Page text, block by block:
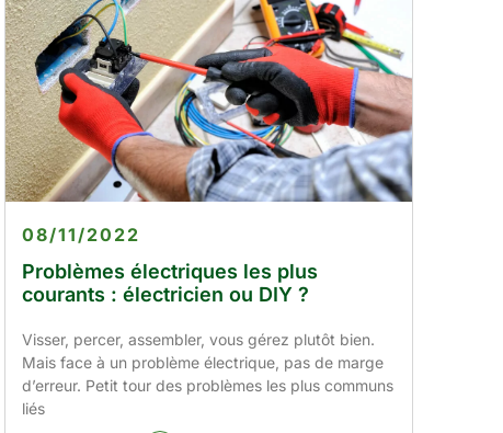
Problèmes électriques les plus
courants : électricien ou DIY ?
08/11/2022
Visser, percer, assembler, vous gérez plutôt bien.
Mais face à un problème électrique, pas de marge
d’erreur. Petit tour des problèmes les plus communs
liés